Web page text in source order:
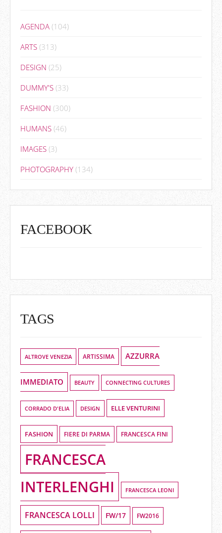
AGENDA (104)
ARTS (313)
DESIGN (25)
DUMMY'S (33)
FASHION (300)
HUMANS (46)
IMAGES (3)
PHOTOGRAPHY (134)
FACEBOOK
TAGS
ALTROVE VENEZIA ARTISSIMA AZZURRA
IMMEDIATO BEAUTY CONNECTING CULTURES
CORRADO D'ELIA DESIGN ELLE VENTURINI
FASHION FIERE DI PARMA FRANCESCA FINI
FRANCESCA
INTERLENGHI
FRANCESCA LEONI
FRANCESCA LOLLI FW/17 FW2016